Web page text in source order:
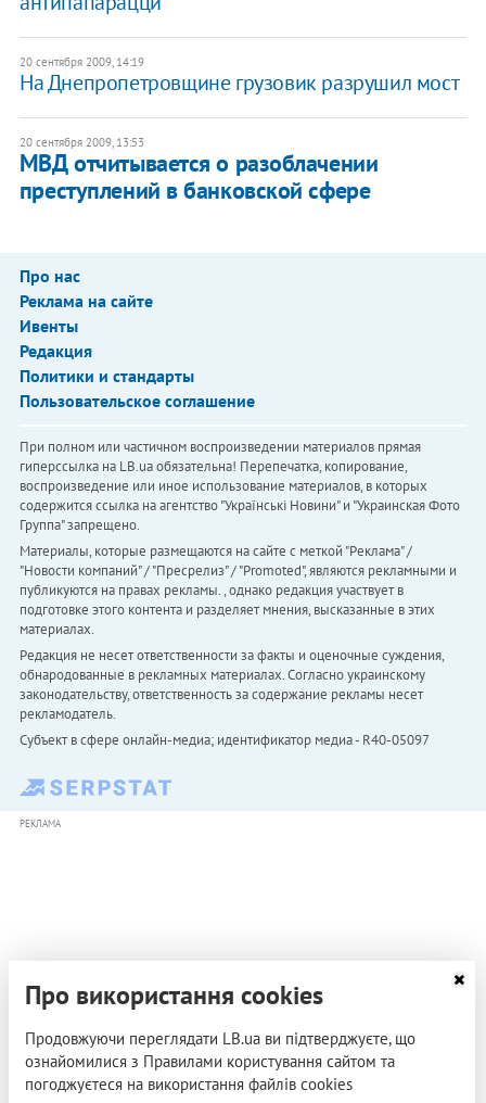
20 сентября 2009, 14:19
На Днепропетровщине грузовик разрушил мост
20 сентября 2009, 13:53
МВД отчитывается о разоблачении
преступлений в банковской сфере
Про нас
Реклама на сайте
Ивенты
Редакция
Политики и стандарты
Пользовательское соглашение
При полном или частичном воспроизведении материалов прямая
гиперссылка на LB.ua обязательна! Перепечатка, копирование,
воспроизведение или иное использование материалов, в которых
содержится ссылка на агентство "Українськi Новини" и "Украинская Фото
Группа" запрещено.
Материалы, которые размещаются на сайте с меткой "Реклама" /
"Новости компаний" / "Пресрелиз" / "Promoted", являются рекламными и
публикуются на правах рекламы. , однако редакция участвует в
подготовке этого контента и разделяет мнения, высказанные в этих
материалах.
Редакция не несет ответственности за факты и оценочные суждения,
обнародованные в рекламных материалах. Согласно украинскому
законодательству, ответственность за содержание рекламы несет
рекламодатель.
Субъект в сфере онлайн-медиа; идентификатор медиа - R40-05097
РЕКЛАМА
Про використання cookies
Продовжуючи переглядати LB.ua ви підтверджуєте, що
ознайомилися з Правилами користування сайтом та
погоджуєтеся на використання файлів cookies